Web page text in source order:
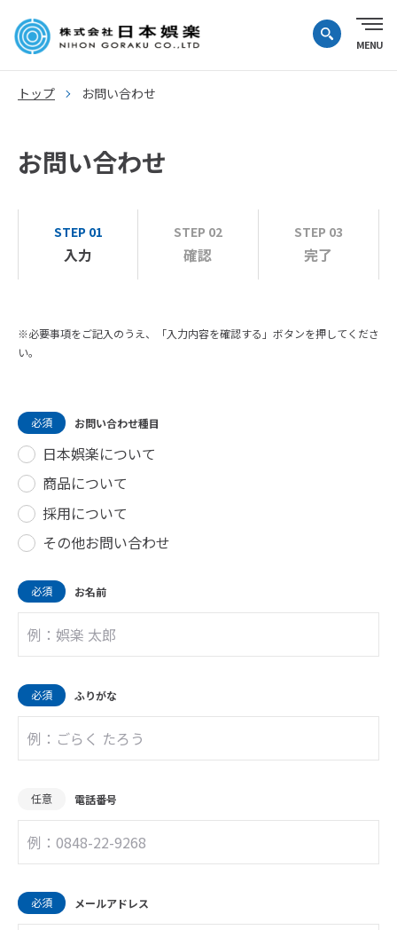
トップ お問い合わせ
お問い合わせ
STEP 01
入力
STEP 02
確認
STEP 03
完了
※必要事項をご記入のうえ、「入力内容を確認する」ボタンを押してくださ
い。
必須 お問い合わせ種目
日本娯楽について
商品について
採用について
その他お問い合わせ
必須 お名前
必須 ふりがな
任意 電話番号
必須 メールアドレス